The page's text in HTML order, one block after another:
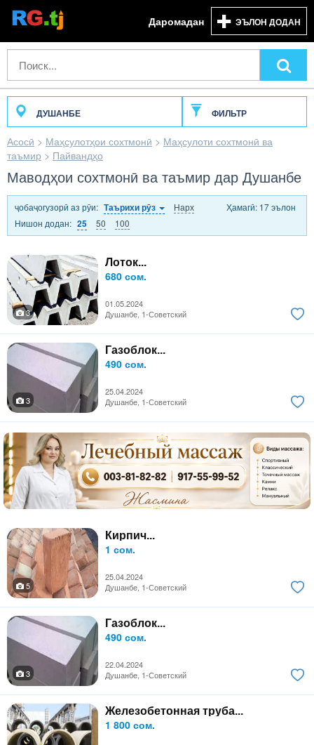
Даромадан ЭЪЛОН ДОДАН
ДУШАНБЕ ФИЛЬТР
Асосӣ > Маҳсулотҳои сохтмонӣ > Маҳсулоти сохтмонӣ ва
таъмир > Пайвандҳо
Маводҳои сохтмонӣ ва таъмир дар Душанбе
ҷобаҷогузорӣ аз рӯи: Таърихи рӯз
Нарх
Нишон додан: 25 50 100
Ҳамагӣ: 17 эълон
Лоток...
680 сом.
01.05.2024
3
Душанбе, 1-Советский
Газоблок...
490 сом.
25.04.2024
3
Душанбе, 1-Советский
Кирпич...
1 сом.
25.04.2024
5
Душанбе, 1-Советский
Газоблок...
490 сом.
22.04.2024
3
Душанбе, 1-Советский
Железобетонная труба...
1 800 сом.